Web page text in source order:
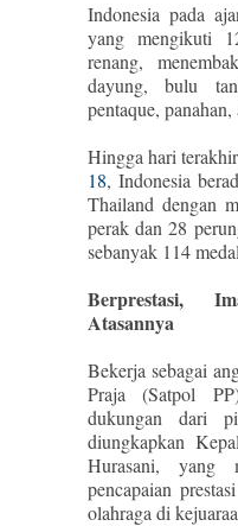
Indonesia pada
yang mengikuti
renang,
dayung, bulu
pentaque,
Hingga hari
18, Indonesia
Thailand dengan
perak dan 28
sebanyak 114
Berprestasi,
Atasannya
Bekerja sebagai
Praja (Satpol
dukungan dari
diungkapkan
Hurasani, yang
pencapaian
olahraga di